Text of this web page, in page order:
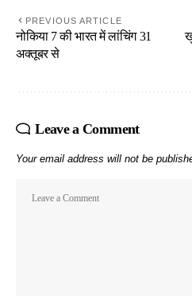
PREVIOUS ARTICLE
नोकिया 7 की भारत में लांचिंग 31
अक्तूबर से
Leave a Comment
Your email address will not be